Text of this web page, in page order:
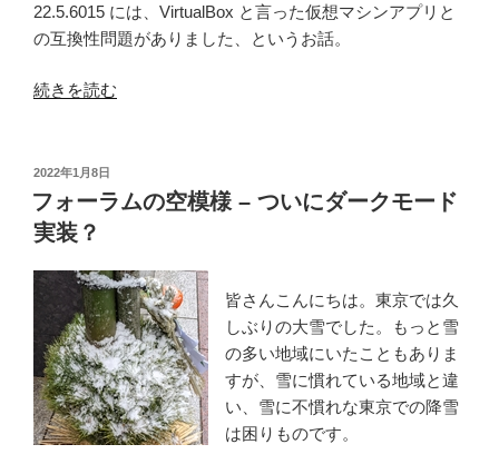
の
不
合
い
て”
の
22.5.6015 には、VirtualBox と言った仮想マシンアプリと
の互換性問題がありました、というお話。
“フ
ラ
ム
の
空
模
バ
ー
ジ
ョ
続きを読む
投
稿
日:
2022年1月8日
フォーラムの空模様 – ついにダークモード
実装？
皆さんこんにちは。東京では久
しぶりの大雪でした。もっと雪
の多い地域にいたこともありま
すが、雪に慣れている地域と違
い、雪に不慣れな東京での降雪
は困りものです。